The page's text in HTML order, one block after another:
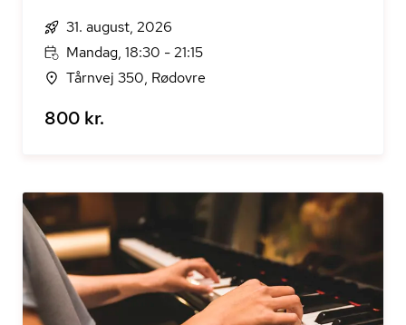
31. august, 2026
Mandag, 18:30 - 21:15
Tårnvej 350, Rødovre
800 kr.